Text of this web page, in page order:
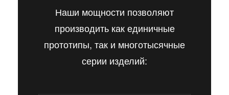
Наши мощности позволяют
производить как единичные
прототипы, так и многотысячные
серии изделий: